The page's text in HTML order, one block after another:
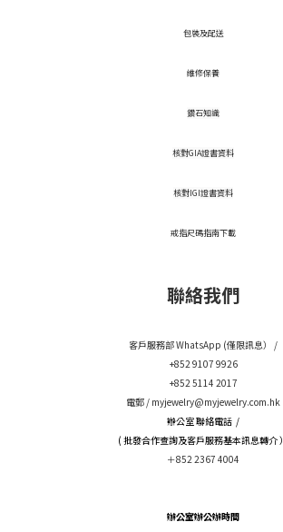
包裝及配送
維修保養
鑽石知識
核對GIA證書資料
核對IGI證書資料
戒指尺碼指南下載
聯絡我們
客戶服務部 WhatsApp (僅限訊息） /
+852 9107 9926
+852 5114 2017
電郵 / myjewelry@myjewelry.com.hk
辦公室 聯絡電話 /
( 批發合作查詢及客戶服務基本訊息轉介 ）
＋852 2367 4004
辦公室辦公辦時間